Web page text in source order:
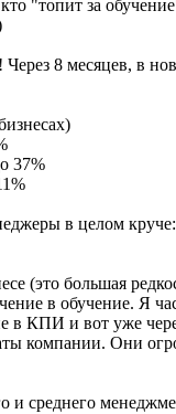
"топит за
8 месяцев, в
37%
в целом
(это большая
в обучение. Я
в КПИ и вот уже
компании. Они
и среднего